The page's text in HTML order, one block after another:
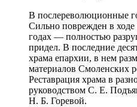
В послереволюционные
Сильно поврежден в
годах — полностью
придел. В последние
храма епархии, в нем
материалов Смоленских
Реставрация храма в
руководством С. Е.
Н. Б. Горевой.